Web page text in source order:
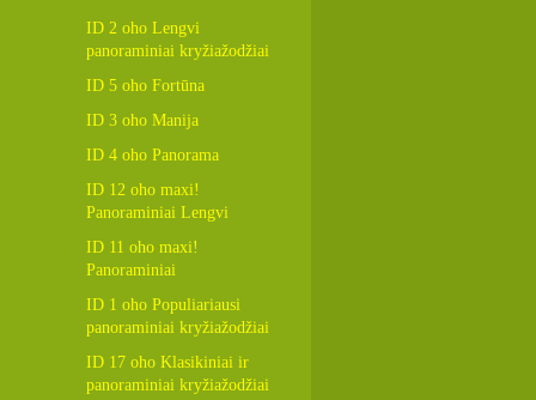
ID 2 oho Lengvi
panoraminiai kryžiažodžiai
ID 5 oho Fortūna
ID 3 oho Manija
ID 4 oho Panorama
ID 12 oho maxi!
Panoraminiai Lengvi
ID 11 oho maxi!
Panoraminiai
ID 1 oho Populiariausi
panoraminiai kryžiažodžiai
ID 17 oho Klasikiniai ir
panoraminiai kryžiažodžiai